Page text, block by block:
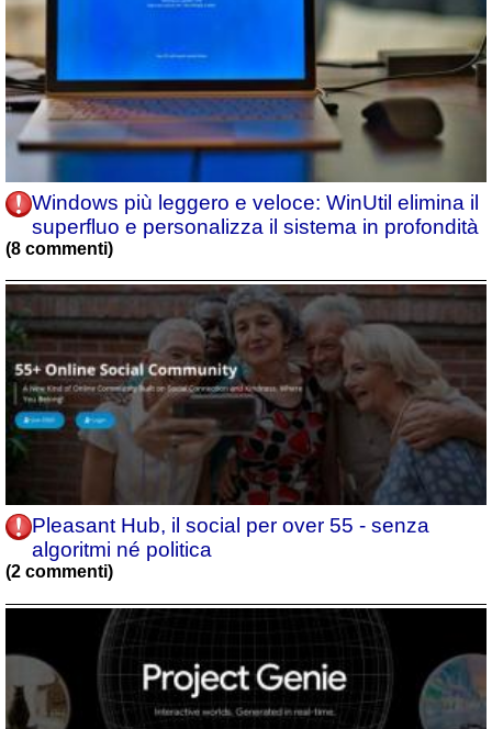
Windows più leggero e veloce: WinUtil elimina il
superfluo e personalizza il sistema in profondità
(8 commenti)
Pleasant Hub, il social per over 55 - senza
algoritmi né politica
(2 commenti)